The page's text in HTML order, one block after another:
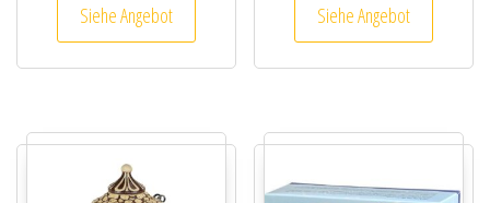
Siehe Angebot Siehe Angebot